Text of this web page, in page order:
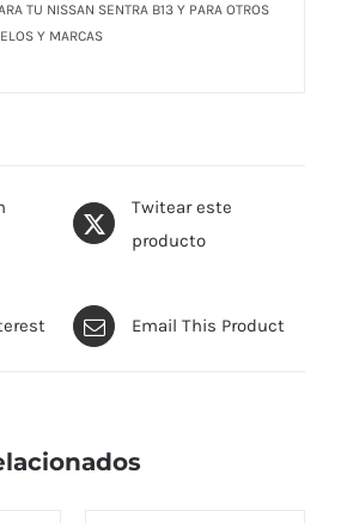
TU NISSAN SENTRA B13 Y PARA OTROS
Y MARCAS
Twitear este
producto
Email This Product